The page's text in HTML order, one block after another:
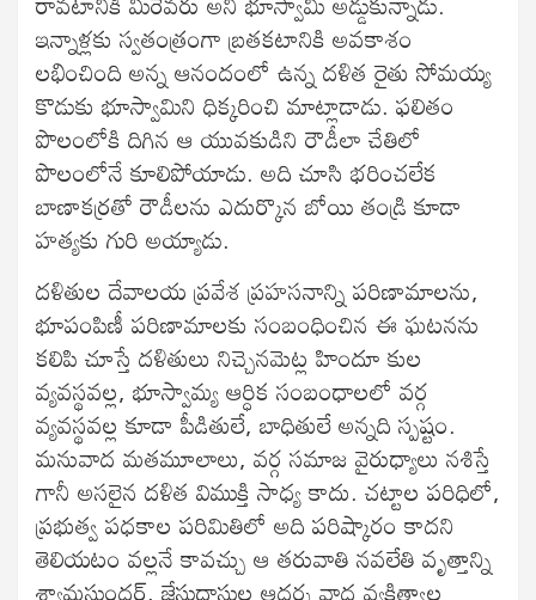
ఇన్నాళ్లకు స్వతంత్రంగా బ్రతకటానికి అవకాశం
లభించింది అన్న ఆనందంలో ఉన్న దళిత రైతు సోమయ్య
కొడుకు భూస్వామిని ధిక్కరించి మాట్లాడాడు. ఫలితం
పొలంలోకి దిగిన ఆ యువకుడిని రౌడీలా చేతిలో
పొలంలోనే కూలిపోయాడు. అది చూసి భరించలేక
బాణాకర్రతో రౌడీలను ఎదుర్కొన బోయి తండ్రి కూడా
హత్యకు గురి అయ్యాడు.
దళితుల దేవాలయ ప్రవేశ ప్రహసనాన్ని పరిణామాలను,
భూపంపిణీ పరిణామాలకు సంబంధించిన ఈ ఘటనను
కలిపి చూస్తే దళితులు నిచ్చెనమెట్ల హిందూ కుల
వ్యవస్థవల్ల, భూస్వామ్య ఆర్ధిక సంబంధాలలో వర్గ
వ్యవస్థవల్ల కూడా పీడితులే, బాధితులే అన్నది స్పష్టం.
మనువాద మతమూలాలు, వర్గ సమాజ వైరుధ్యాలు నశిస్తే
గానీ అసలైన దళిత విముక్తి సాధ్య కాదు. చట్టాల పరిధిలో,
ప్రభుత్వ పధకాల పరిమితిలో అది పరిష్కారం కాదని
తెలియటం వల్లనే కావచ్చు ఆ తరువాతి నవలేతి వృత్తాన్ని